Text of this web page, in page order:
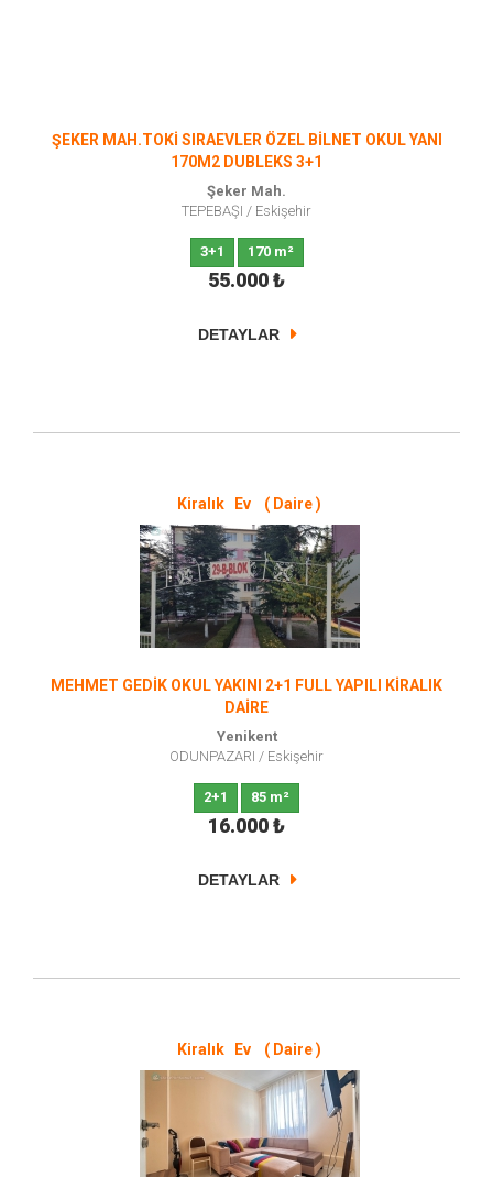
ŞEKER MAH.TOKİ SIRAEVLER ÖZEL BİLNET OKUL YANI
170M2 DUBLEKS 3+1
Şeker Mah.
TEPEBAŞI / Eskişehir
3+1 170 m²
55.000₺
DETAYLAR
Kiralık Ev ( Daire )
MEHMET GEDİK OKUL YAKINI 2+1 FULL YAPILI KİRALIK
DAİRE
Yenikent
ODUNPAZARI / Eskişehir
2+1 85 m²
16.000₺
DETAYLAR
Kiralık Ev ( Daire )